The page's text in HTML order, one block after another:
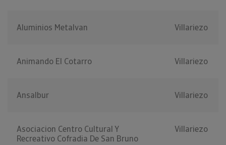
Aluminios Metalvan Villariezo
Animando El Cotarro Villariezo
Ansalbur Villariezo
Asociacion Centro Cultural Y
Recreativo Cofradia De San Bruno
Villariezo